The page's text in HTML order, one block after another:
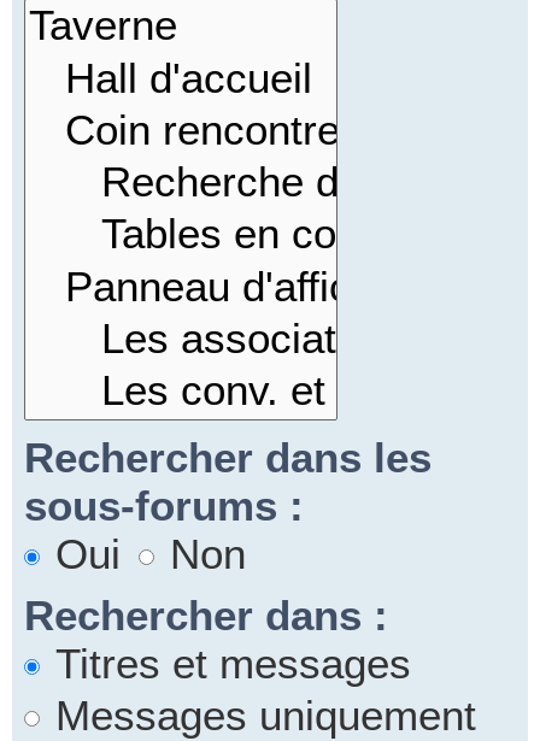
Rechercher dans les
sous-forums :
Oui
Non
Rechercher dans :
Titres et messages
Messages uniquement